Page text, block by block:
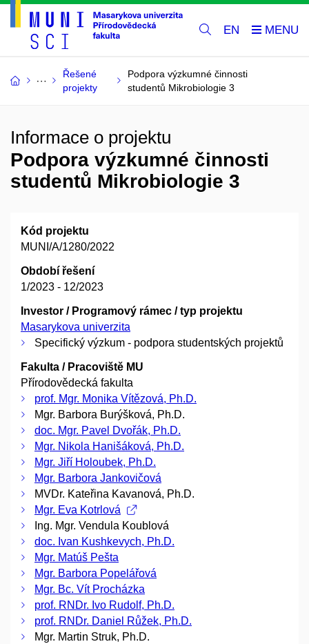
EN
Řešené
projekty
Podpora výzkumné činnosti
studentů Mikrobiologie 3
Informace o projektu
Podpora výzkumné činnosti
studentů Mikrobiologie 3
Kód projektu
MUNI/A/1280/2022
Období řešení
1/2023 - 12/2023
Investor / Programový rámec / typ projektu
Masarykova univerzita
Specifický výzkum - podpora studentských projektů
Fakulta / Pracoviště MU
Přírodovědecká fakulta
prof. Mgr. Monika Vítězová, Ph.D.
Mgr. Barbora Burýšková, Ph.D.
doc. Mgr. Pavel Dvořák, Ph.D.
Mgr. Nikola Hanišáková, Ph.D.
Mgr. Jiří Holoubek, Ph.D.
Mgr. Barbora Jankovičová
MVDr. Kateřina Kavanová, Ph.D.
Mgr. Eva Kotrlová
Ing. Mgr. Vendula Koublová
doc. Ivan Kushkevych, Ph.D.
Mgr. Matúš Pešta
Mgr. Barbora Popelářová
Mgr. Bc. Vít Procházka
prof. RNDr. Ivo Rudolf, Ph.D.
prof. RNDr. Daniel Růžek, Ph.D.
Mgr. Martin Struk, Ph.D.